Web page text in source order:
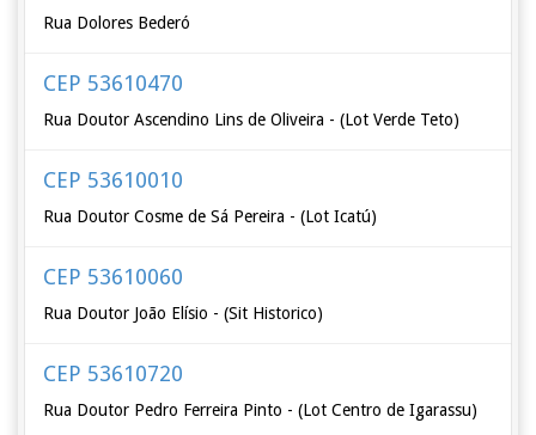
Rua Dolores Bederó
CEP 53610470
Rua Doutor Ascendino Lins de Oliveira - (Lot Verde Teto)
CEP 53610010
Rua Doutor Cosme de Sá Pereira - (Lot Icatú)
CEP 53610060
Rua Doutor João Elísio - (Sit Historico)
CEP 53610720
Rua Doutor Pedro Ferreira Pinto - (Lot Centro de Igarassu)